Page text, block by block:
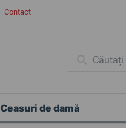
Contact
Ceasuri de damă